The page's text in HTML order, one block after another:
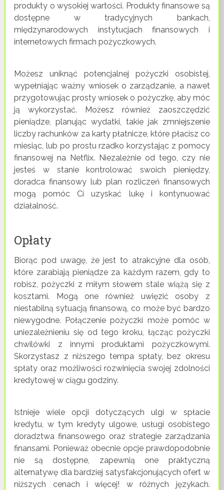
produkty o wysokiej wartości. Produkty finansowe są
dostępne w tradycyjnych bankach,
międzynarodowych instytucjach finansowych i
internetowych firmach pożyczkowych.
Możesz uniknąć potencjalnej pożyczki osobistej,
wypełniając ważny wniosek o zarządzanie, a nawet
przygotowując prosty wniosek o pożyczkę, aby móc
ją wykorzystać. Możesz również zaoszczędzić
pieniądze, planując wydatki, takie jak zmniejszenie
liczby rachunków za karty płatnicze, które płacisz co
miesiąc, lub po prostu rzadko korzystając z pomocy
finansowej na Netflix. Niezależnie od tego, czy nie
jesteś w stanie kontrolować swoich pieniędzy,
doradca finansowy lub plan rozliczeń finansowych
mogą pomóc Ci uzyskać lukę i kontynuować
działalność.
Opłaty
Biorąc pod uwagę, że jest to atrakcyjne dla osób,
które zarabiają pieniądze za każdym razem, gdy to
robisz, pożyczki z miłym słowem stale wiążą się z
kosztami. Mogą one również uwięzić osoby z
niestabilną sytuacją finansową, co może być bardzo
niewygodne. Połączenie pożyczki może pomóc w
uniezależnieniu się od tego kroku, łącząc pożyczki
chwilówki z innymi produktami pożyczkowymi.
Skorzystasz z niższego tempa spłaty, bez okresu
spłaty oraz możliwości rozwinięcia swojej zdolności
kredytowej w ciągu godziny.
Istnieje wiele opcji dotyczących ulgi w spłacie
kredytu, w tym kredyty ulgowe, usługi osobistego
doradztwa finansowego oraz strategie zarządzania
finansami. Ponieważ obecnie opcje prawdopodobnie
nie są dostępne, zapewnią one praktyczną
alternatywę dla bardziej satysfakcjonujących ofert w
niższych cenach i więcej! w różnych językach.